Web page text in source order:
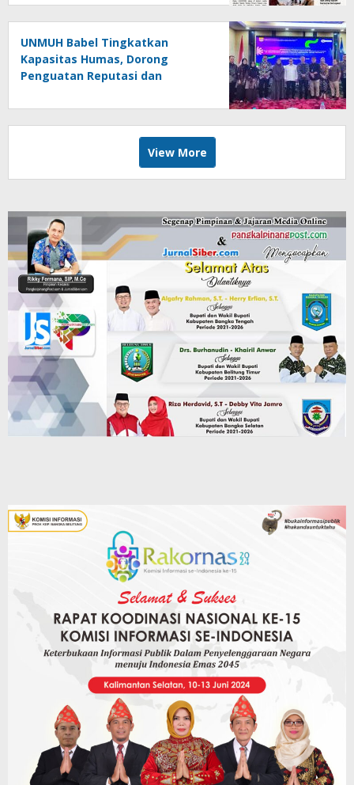
UNMUH Babel Tingkatkan
Kapasitas Humas, Dorong
Penguatan Reputasi dan
View More